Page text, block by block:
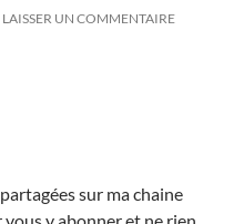
LAISSER UN COMMENTAIRE
sur ma chaine